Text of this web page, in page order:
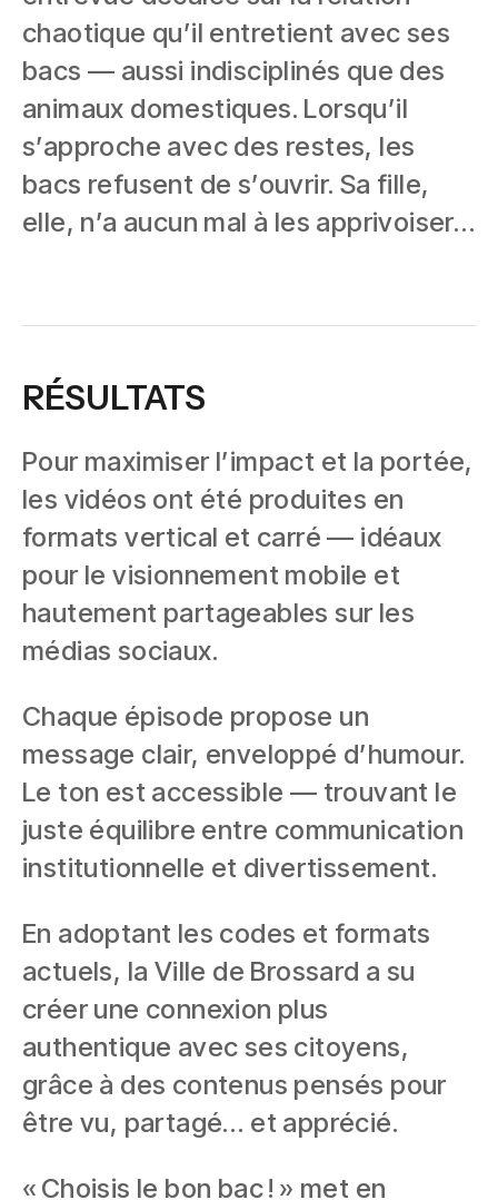
chaotique qu’il entretient avec ses
bacs — aussi indisciplinés que des
animaux domestiques. Lorsqu’il
s’approche avec des restes, les
bacs refusent de s’ouvrir. Sa fille,
elle, n’a aucun mal à les apprivoiser…
RÉSULTATS
Pour maximiser l’impact et la portée,
les vidéos ont été produites en
formats vertical et carré — idéaux
pour le visionnement mobile et
hautement partageables sur les
médias sociaux.
Chaque épisode propose un
message clair, enveloppé d’humour.
Le ton est accessible — trouvant le
juste équilibre entre communication
institutionnelle et divertissement.
En adoptant les codes et formats
actuels, la Ville de Brossard a su
créer une connexion plus
authentique avec ses citoyens,
grâce à des contenus pensés pour
être vu, partagé… et apprécié.
« Choisis le bon bac ! » met en